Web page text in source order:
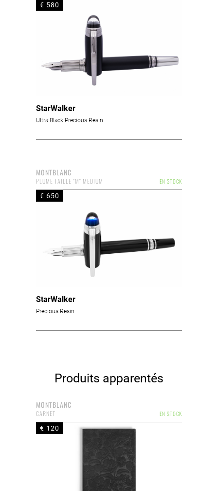
€ 580
StarWalker
Ultra Black Precious Resin
MONTBLANC
EN STOCK
PLUME TAILLE "M" MEDIUM
€ 650
StarWalker
Precious Resin
Produits apparentés
MONTBLANC
EN STOCK
CARNET
€ 120